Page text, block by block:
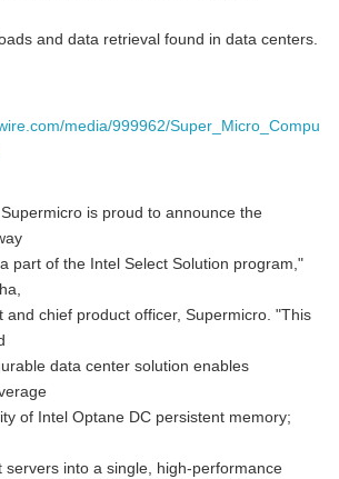
and data retrieval found in data centers.
media/999962/Super_Micro_Compu
is proud to announce the
part of the Intel Select Solution program,"
and chief product officer, Supermicro. "This
data center solution enables
of Intel Optane DC persistent memory;
servers into a single, high-performance